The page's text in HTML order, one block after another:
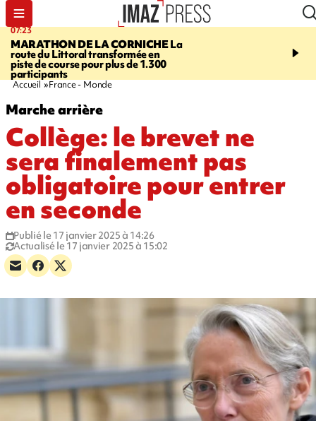
07:23
MARATHON DE LA CORNICHELa
route du Littoral transformée en
piste de course pour plus de 1.300
participants
08:37
braderie de l'océan
Accueil France - Monde
Marche arrière
Collège: le brevet ne
sera finalement pas
obligatoire pour entrer
en seconde
Publié le 17 janvier 2025 à 14:26
Actualisé le 17 janvier 2025 à 15:02